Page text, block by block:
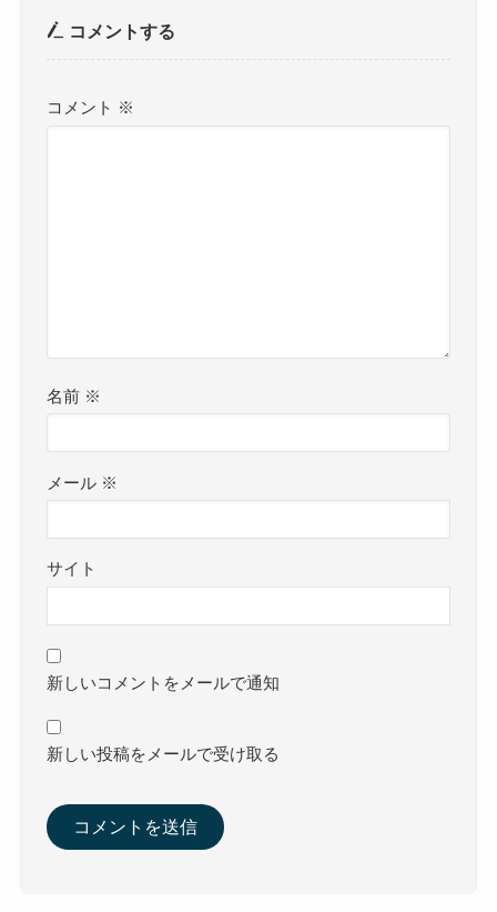
コメントする
コメント ※
名前 ※
メール ※
サイト
新しいコメントをメールで通知
新しい投稿をメールで受け取る